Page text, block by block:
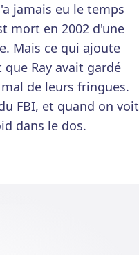
jamais eu le temps
mort en 2002 d'une
Mais ce qui ajoute
Ray avait gardé
de leurs fringues.
FBI, et quand on voit
dans le dos.